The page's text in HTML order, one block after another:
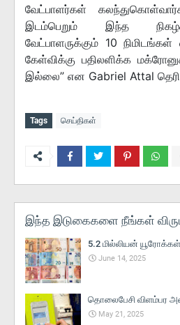
வேட்பாளர்கள்
இடம்பெறும் இந்த
வேட்பாளருக்கும் 10
கேள்விக்கு பதிலளிக்க
இல்லை” என Gabriel Attal
Tags செய்திகள்
இந்த இடுகைகளை நீங்கள்
5.2 மில்லியன் யூரோக்கள்
June 14, 2025
தொலைபேசி விளம்பர
May 21, 2025